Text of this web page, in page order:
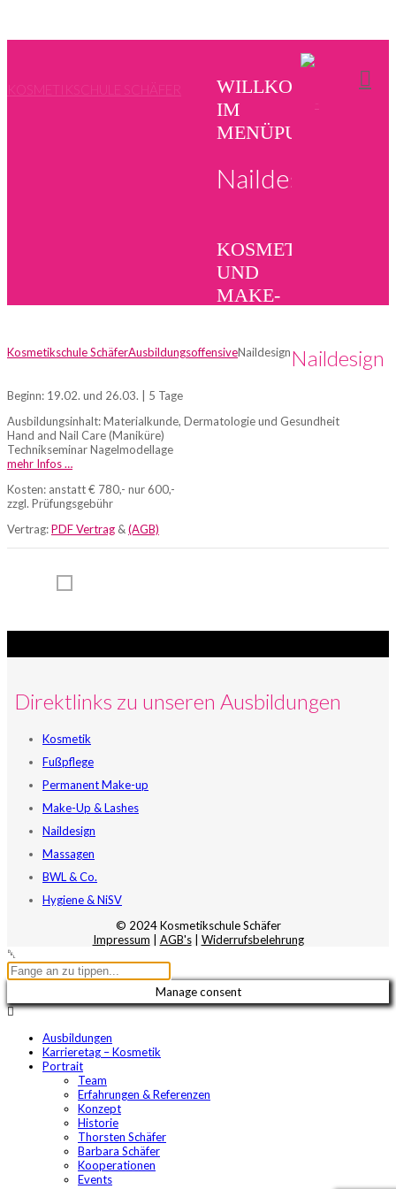
KOSMETIKSCHULE SCHÄFER
WILLKOMMEN
IM
MENÜPUNKT
Naildesign
KOSMETIK
UND
MAKE-
SCHÄFER
Kosmetikschule SchäferAusbildungsoffensiveNaildesignNaildesign
Beginn: 19.02. und 26.03. | 5 Tage
Ausbildungsinhalt: Materialkunde, Dermatologie und Gesundheit
Hand and Nail Care (Maniküre)
Technikseminar Nagelmodellage
mehr Infos …
Kosten: anstatt € 780,- nur 600,-
zzgl. Prüfungsgebühr
Vertrag:PDF Vertrag &(AGB)
Direktlinks zu unseren Ausbildungen
Kosmetik
Fußpflege
Permanent Make-up
Make-Up & Lashes
Naildesign
Massagen
BWL & Co.
Hygiene & NiSV
© 2024 Kosmetikschule Schäfer
Impressum
AGB's| Widerrufsbelehrung
Manage consent
Ausbildungen
Karrieretag – Kosmetik
Portrait
Team
Erfahrungen & Referenzen
Konzept
Historie
Thorsten Schäfer
Barbara Schäfer
Kooperationen
Events